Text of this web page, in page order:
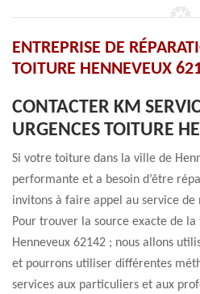
ENTREPRISE DE
TOITURE HENNEVEUX
CONTACTER KM
URGENCES TOITURE
Si votre toiture dans la ville de
performante et a besoin d’être
invitons à faire appel au service
Pour trouver la source exacte de
Henneveux 62142 ; nous allons
et pourrons utiliser différentes
services aux particuliers et aux